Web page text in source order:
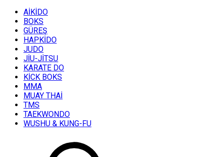
AİKİDO
BOKS
GÜREŞ
HAPKİDO
JUDO
JİU-JİTSU
KARATE DO
KİCK BOKS
MMA
MUAY THAİ
TMS
TAEKWONDO
WUSHU & KUNG-FU